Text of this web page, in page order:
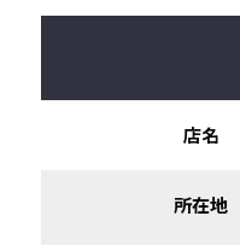
店名
所在地